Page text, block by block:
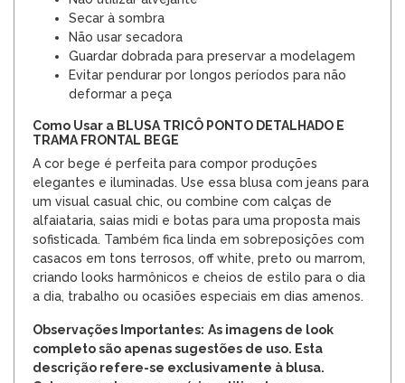
Secar à sombra
Não usar secadora
Guardar dobrada para preservar a modelagem
Evitar pendurar por longos períodos para não
deformar a peça
Como Usar a BLUSA TRICÔ PONTO DETALHADO E
TRAMA FRONTAL BEGE
A cor bege é perfeita para compor produções
elegantes e iluminadas. Use essa blusa com jeans para
um visual casual chic, ou combine com calças de
alfaiataria, saias midi e botas para uma proposta mais
sofisticada. Também fica linda em sobreposições com
casacos em tons terrosos, off white, preto ou marrom,
criando looks harmônicos e cheios de estilo para o dia
a dia, trabalho ou ocasiões especiais em dias amenos.
Observações Importantes: As imagens de look
completo são apenas sugestões de uso. Esta
descrição refere-se exclusivamente à blusa.